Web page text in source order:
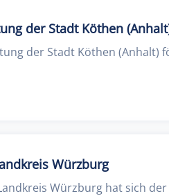
der Stadt Köthen
der Stadt Köthen (Anhalt)
Würzburg
Würzburg hat sich